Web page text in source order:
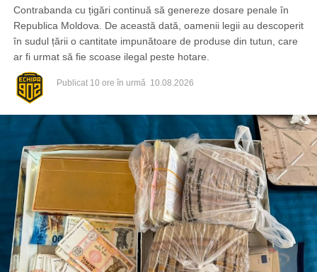
Contrabanda cu țigări continuă să genereze dosare penale în
Republica Moldova. De această dată, oamenii legii au descoperit
în sudul țării o cantitate impunătoare de produse din tutun, care
ar fi urmat să fie scoase ilegal peste hotare.
Publicat 10 ore în urmă 10.08.2026